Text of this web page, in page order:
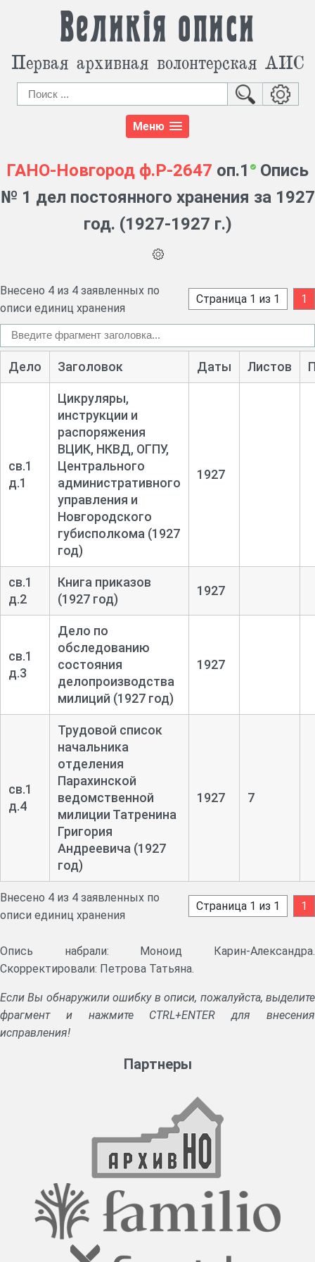
Великія описи
Первая архивная волонтерская АИС
Меню
ГАНО-Новгород ф.Р-2647 оп.1
Опись
№ 1 дел постоянного хранения за 1927
год. (1927-1927 г.)
Внесено 4 из 4 заявленных по
описи единиц хранения
Страница 1 из 1 1
Дело Заголовок Даты Листов
св.1
д.1
Цикруляры,
инструкции и
распоряжения
ВЦИК, НКВД, ОГПУ,
Центрального
административного
управления и
Новгородского
губисполкома (1927
год)
1927
св.1
д.2
Книга приказов
(1927 год)
1927
св.1
д.3
Дело по
обследованию
состояния
делопроизводства
милиций (1927 год)
1927
св.1
д.4
Трудовой список
начальника
отделения
Парахинской
ведомственной
милиции Татренина
Григория
Андреевича (1927
год)
1927 7
Внесено 4 из 4 заявленных по
описи единиц хранения
Страница 1 из 1 1
Опись набрали: Моноид Карин-Александра.
Скорректировали: Петрова Татьяна.
Если Вы обнаружили ошибку в описи, пожалуйста, выделите
фрагмент и нажмите CTRL+ENTER для внесения
исправления!
Партнеры